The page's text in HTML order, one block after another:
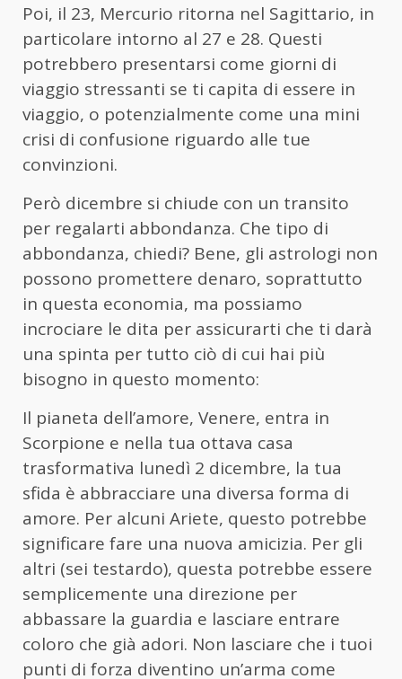
Poi, il 23, Mercurio ritorna nel Sagittario, in
particolare intorno al 27 e 28. Questi
potrebbero presentarsi come giorni di
viaggio stressanti se ti capita di essere in
viaggio, o potenzialmente come una mini
crisi di confusione riguardo alle tue
convinzioni.
Però dicembre si chiude con un transito
per regalarti abbondanza. Che tipo di
abbondanza, chiedi? Bene, gli astrologi non
possono promettere denaro, soprattutto
in questa economia, ma possiamo
incrociare le dita per assicurarti che ti darà
una spinta per tutto ciò di cui hai più
bisogno in questo momento:
Il pianeta dell’amore, Venere, entra in
Scorpione e nella tua ottava casa
trasformativa lunedì 2 dicembre, la tua
sfida è abbracciare una diversa forma di
amore. Per alcuni Ariete, questo potrebbe
significare fare una nuova amicizia. Per gli
altri (sei testardo), questa potrebbe essere
semplicemente una direzione per
abbassare la guardia e lasciare entrare
coloro che già adori. Non lasciare che i tuoi
punti di forza diventino un’arma come